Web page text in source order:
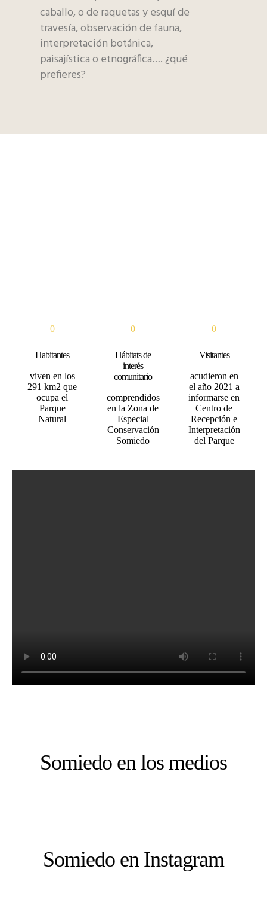
caballo, o de raquetas y esquí de
travesía, observación de fauna,
interpretación botánica,
paisajística o etnográfica…. ¿qué
prefieres?
0
Habitantes
viven en los
291 km2 que
ocupa el
Parque
Natural
0
Hábitats de
interés
comunitario
comprendidos
en la Zona de
Especial
Conservación
Somiedo
0
Visitantes
acudieron en
el año 2021 a
informarse en
Centro de
Recepción e
Interpretación
del Parque
Somiedo en los medios
Somiedo en Instagram